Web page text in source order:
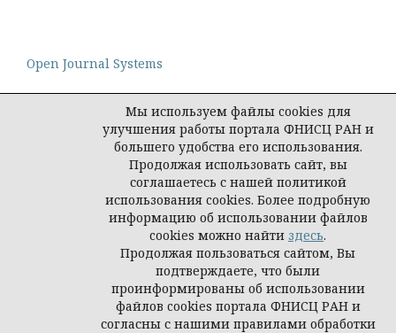
Open Journal Systems
Политика конфиденциальности персональных
© Социология: методология, методы,
математическое моделирование
Мы используем файлы cookies для
улучшения работы портала ФНИСЦ РАН и
большего удобства его использования.
Продолжая использовать сайт, вы
соглашаетесь с нашей политикой
использования cookies. Более подробную
информацию об использовании файлов
cookies можно найти здесь.
Продолжая пользоваться сайтом, Вы
подтверждаете, что были
проинформированы об использовании
файлов cookies портала ФНИСЦ РАН и
согласны с нашими правилами обработки